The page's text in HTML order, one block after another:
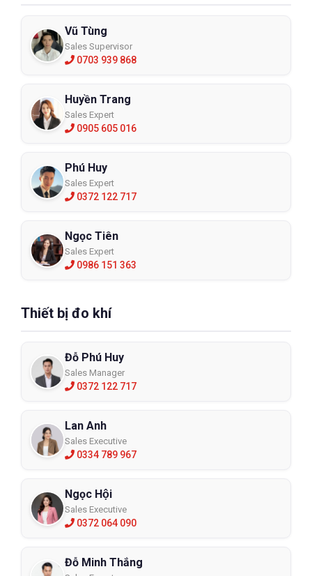
Vũ Tùng
Sales Supervisor
0703 939 868
Huyền Trang
Sales Expert
0905 605 016
Phú Huy
Sales Expert
0372 122 717
Ngọc Tiên
Sales Expert
0986 151 363
Thiết bị đo khí
Đỗ Phú Huy
Sales Manager
0372 122 717
Lan Anh
Sales Executive
0334 789 967
Ngọc Hội
Sales Executive
0372 064 090
Đỗ Minh Thắng